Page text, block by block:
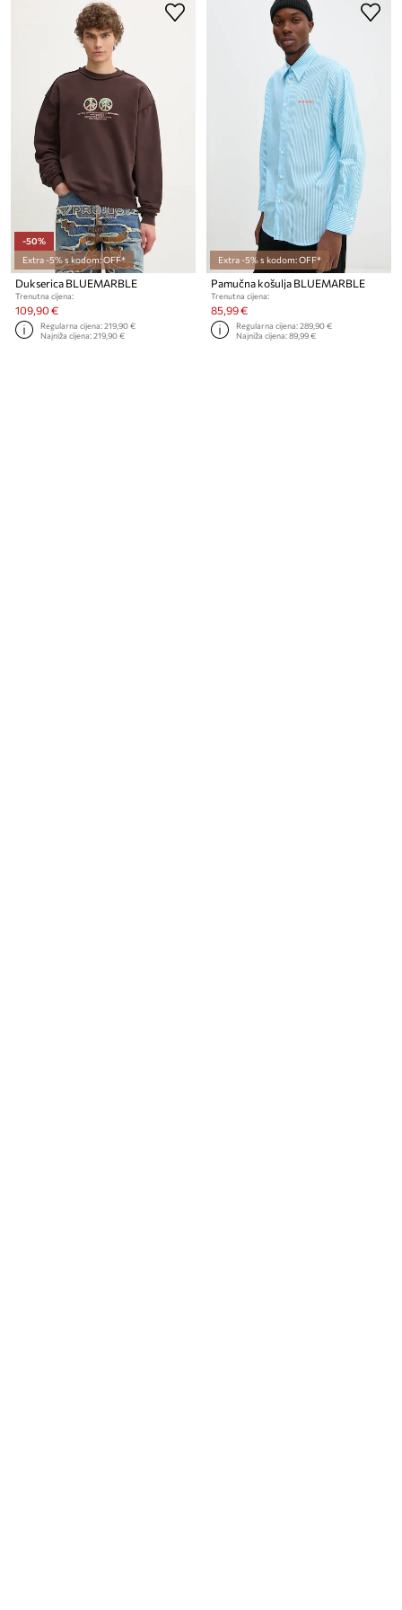
-50%
Extra -5% s kodom: OFF*
Dukserica BLUEMARBLE
Trenutna cijena:
109,90 €
Regularna cijena:219,90 €
Najniža cijena:219,90 €
Extra -5% s kodom: OFF*
Pamučna košulja BLUEMARBLE
Trenutna cijena:
85,99 €
Regularna cijena:289,90 €
Najniža cijena:89,99 €